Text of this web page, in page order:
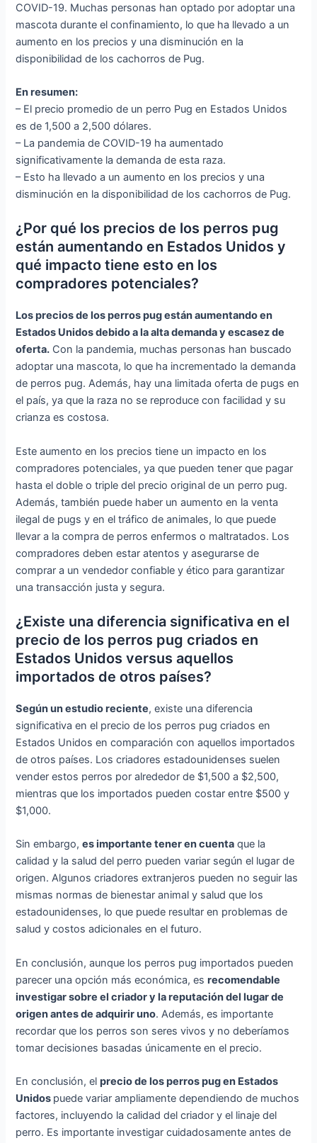
COVID-19. Muchas personas han optado por adoptar una
mascota durante el confinamiento, lo que ha llevado a un
aumento en los precios y una disminución en la
disponibilidad de los cachorros de Pug.
En resumen:
– El precio promedio de un perro Pug en Estados Unidos
es de 1,500 a 2,500 dólares.
– La pandemia de COVID-19 ha aumentado
significativamente la demanda de esta raza.
– Esto ha llevado a un aumento en los precios y una
disminución en la disponibilidad de los cachorros de Pug.
¿Por qué los precios de los perros pug
están aumentando en Estados Unidos y
qué impacto tiene esto en los
compradores potenciales?
Los precios de los perros pug están aumentando en
Estados Unidos debido a la alta demanda y escasez de
oferta. Con la pandemia, muchas personas han buscado
adoptar una mascota, lo que ha incrementado la demanda
de perros pug. Además, hay una limitada oferta de pugs en
el país, ya que la raza no se reproduce con facilidad y su
crianza es costosa.
Este aumento en los precios tiene un impacto en los
compradores potenciales, ya que pueden tener que pagar
hasta el doble o triple del precio original de un perro pug.
Además, también puede haber un aumento en la venta
ilegal de pugs y en el tráfico de animales, lo que puede
llevar a la compra de perros enfermos o maltratados. Los
compradores deben estar atentos y asegurarse de
comprar a un vendedor confiable y ético para garantizar
una transacción justa y segura.
¿Existe una diferencia significativa en el
precio de los perros pug criados en
Estados Unidos versus aquellos
importados de otros países?
Según un estudio reciente, existe una diferencia
significativa en el precio de los perros pug criados en
Estados Unidos en comparación con aquellos importados
de otros países. Los criadores estadounidenses suelen
vender estos perros por alrededor de $1,500 a $2,500,
mientras que los importados pueden costar entre $500 y
$1,000.
Sin embargo,es importante tener en cuenta que la
calidad y la salud del perro pueden variar según el lugar de
origen. Algunos criadores extranjeros pueden no seguir las
mismas normas de bienestar animal y salud que los
estadounidenses, lo que puede resultar en problemas de
salud y costos adicionales en el futuro.
En conclusión, aunque los perros pug importados pueden
parecer una opción más económica, esrecomendable
investigar sobre el criador y la reputación del lugar de
origen antes de adquirir uno. Además, es importante
recordar que los perros son seres vivos y no deberíamos
tomar decisiones basadas únicamente en el precio.
En conclusión, elprecio de los perros pug en Estados
Unidos puede variar ampliamente dependiendo de muchos
factores, incluyendo la calidad del criador y el linaje del
perro. Es importante investigar cuidadosamente antes de